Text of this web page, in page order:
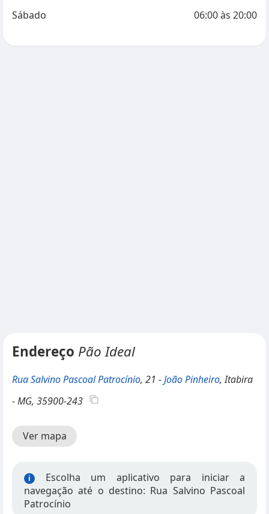
Sábado
06:00às 20:00
Endereço Pão Ideal
Rua Salvino Pascoal Patrocínio, 21 -João Pinheiro, Itabira
- MG, 35900-243
Ver mapa
i
Escolha um aplicativo para iniciar a
navegação até o destino: Rua Salvino Pascoal
Patrocínio